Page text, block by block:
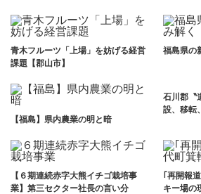
青木フルーツ「上場」を妨げる経営
課題【郡山市】
福島県の
【福島】県内農業の明と暗
石川郡〝
設、移転
【６期連続赤字大熊イチゴ栽培事
業】第三セクター社長の言い分
｢再開報
キー場の